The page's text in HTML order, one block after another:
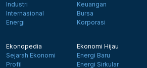
Industri
Internasional
Energi
Keuangan
Bursa
Korporasi
Ekonopedia
Sejarah Ekonomi
Profil
Ekonomi Hijau
Energi Baru
Energi Sirkular